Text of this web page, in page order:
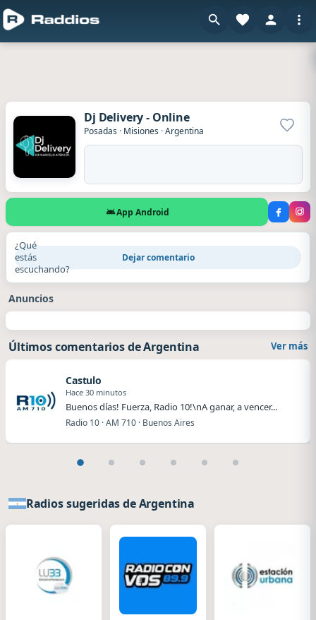
Dj Delivery - Online
Posadas · Misiones ·Argentina
App Android
¿Qué
estás
escuchando?
Dejar comentario
Anuncios
Últimos comentarios de Argentina Ver más
Castulo
Hace 30 minutos
Buenos días! Fuerza, Radio 10!\nA ganar, a vencer...
Radio 10 · AM 710 · Buenos Aires
Radios sugeridas de Argentina